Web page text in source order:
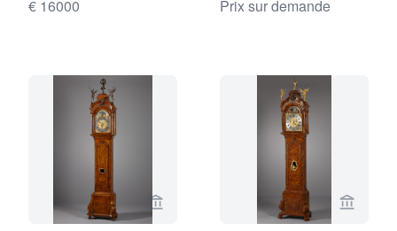
€ 16000 Prix sur demande
Voir la page vendeur de Kollenburg
Voir la